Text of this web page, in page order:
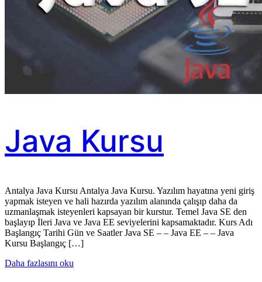
Java Kursu
Antalya Java Kursu Antalya Java Kursu. Yazılım hayatına yeni giriş
yapmak isteyen ve hali hazırda yazılım alanında çalışıp daha da
uzmanlaşmak isteyenleri kapsayan bir kurstur. Temel Java SE den
başlayıp İleri Java ve Java EE seviyelerini kapsamaktadır. Kurs Adı
Başlangıç Tarihi Gün ve Saatler Java SE – – Java EE – – Java
Kursu Başlangıç […]
Daha fazlasını oku